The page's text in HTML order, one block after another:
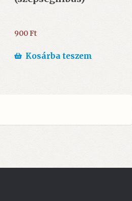
900Ft
Kosárba teszem